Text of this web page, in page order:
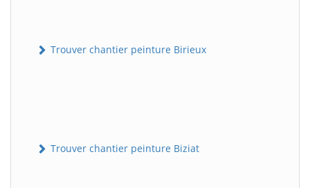
Trouver chantier peinture Birieux
Trouver chantier peinture Biziat